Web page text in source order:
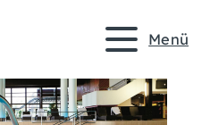
Menü